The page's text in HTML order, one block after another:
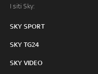
I siti Sky:
SKY SPORT
SKY TG24
SKY VIDEO